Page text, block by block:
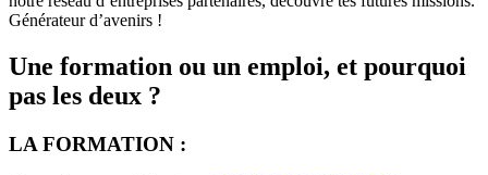
Générateur d’avenirs !
Une formation ou un emploi, et pourquoi
pas les deux ?
LA FORMATION :